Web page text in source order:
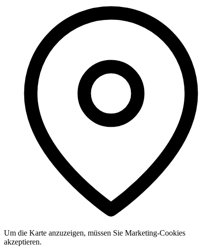
Um die Karte anzuzeigen, müssen Sie Marketing-Cookies
akzeptieren.